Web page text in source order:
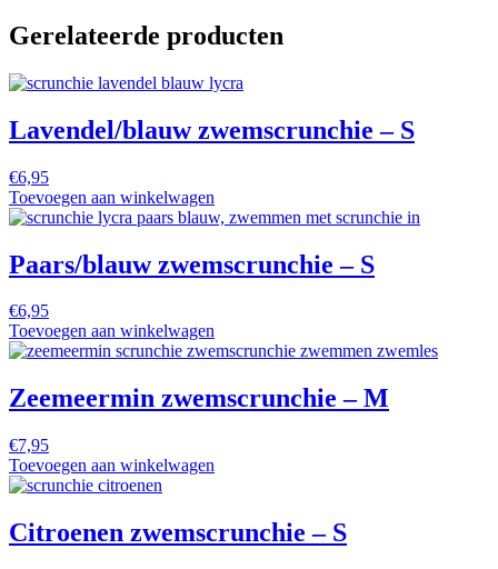
Gerelateerde producten
Lavendel/blauw zwemscrunchie – S
€6,95
Toevoegen aan winkelwagen
Paars/blauw zwemscrunchie – S
€6,95
Toevoegen aan winkelwagen
Zeemeermin zwemscrunchie – M
€7,95
Toevoegen aan winkelwagen
Citroenen zwemscrunchie – S